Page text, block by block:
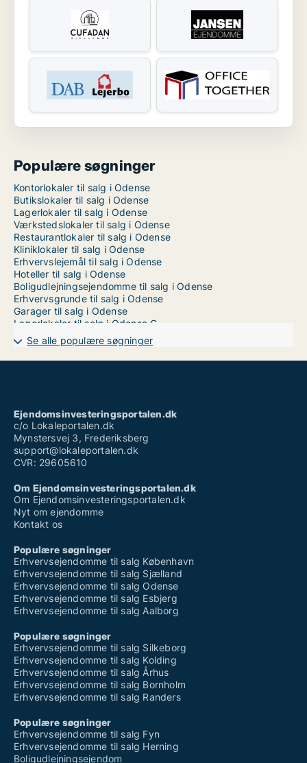
Populære søgninger
Kontorlokaler til salg i Odense
Butikslokaler til salg i Odense
Lagerlokaler til salg i Odense
Værkstedslokaler til salg i Odense
Restaurantlokaler til salg i Odense
Kliniklokaler til salg i Odense
Erhvervslejemål til salg i Odense
Hoteller til salg i Odense
Boligudlejningsejendomme til salg i Odense
Erhvervsgrunde til salg i Odense
Garager til salg i Odense
Lagerlokaler til salg i Odense C
Lagerlokaler til salg i Odense M
Lagerlokaler til salg i Odense N
Lagerlokaler til salg i Odense NV
Lagerlokaler til salg i Odense SØ
Lagerlokaler til salg i Odense V
Se alle populære søgninger
Ejendomsinvesteringsportalen.dk
c/o Lokaleportalen.dk
Mynstersvej 3, Frederiksberg
support@lokaleportalen.dk
CVR: 29605610
Om Ejendomsinvesteringsportalen.dk
Om Ejendomsinvesteringsportalen.dk
Nyt om ejendomme
Kontakt os
Populære søgninger
Erhvervsejendomme til salg København
Erhvervsejendomme til salg Sjælland
Erhvervsejendomme til salg Odense
Erhvervsejendomme til salg Esbjerg
Erhvervsejendomme til salg Aalborg
Populære søgninger
Erhvervsejendomme til salg Silkeborg
Erhvervsejendomme til salg Kolding
Erhvervsejendomme til salg Århus
Erhvervsejendomme til salg Bornholm
Erhvervsejendomme til salg Randers
Populære søgninger
Erhvervsejendomme til salg Fyn
Erhvervsejendomme til salg Herning
Boligudlejningsejendom